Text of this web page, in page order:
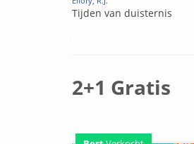
Tijden van duisternis
2+1 Gratis